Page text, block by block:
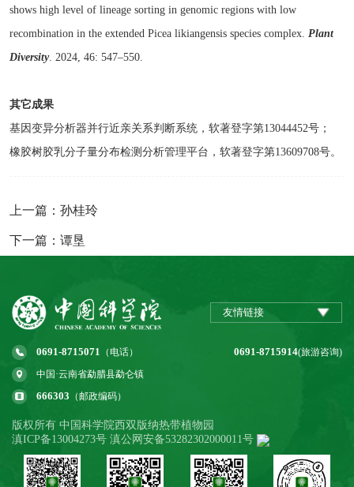
shows high level of lineage sorting in genomic regions with low
recombination in the extended Picea likiangensis species complex. Plant
Diversity. 2024, 46: 547–550.
其它成果
基因变异分析器并行近亲关系判断系统，软著登字第13044452号；
橡胶树胶乳分子量分布检测分析管理平台，软著登字第13609708号。
上一篇：孙桂玲
下一篇：谭垦
友情链接
0691-8715071 （电话） 0691-8715914(旅游咨询)
中国·云南省勐腊县勐仑镇
666303 （邮政编码）
版权所有 中国科学院西双版纳热带植物园
滇ICP备13004273号 滇公网安备53282302000011号